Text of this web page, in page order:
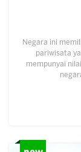
Negara ini
pariwisata
mempunyai